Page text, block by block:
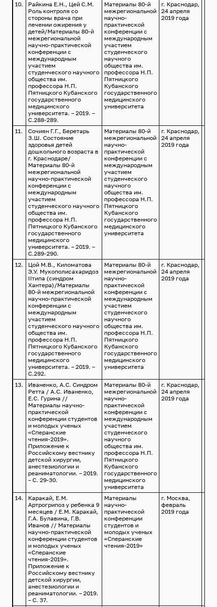
10.
Райкина Е.Н., Цей С.М.
Роль контроля со
стороны врача при
лечении ожирения у
детей/Материалы 80-й
межрегиональной
научно-практической
конференции с
международным
участием
студенческого научного
общества им.
профессора Н.П.
Пятницкого Кубанского
государственного
медицинского
университета. – 2019. –
С.288-289.
Материалы 80-й
межрегиональной
научно-
практической
конференции с
международным
участием
студенческого
научного
общества им.
профессора Н.П.
Пятницкого
Кубанского
государственного
медицинского
университета
г. Краснодар,
24 апреля
2019 года
11.
Сочиян Г.Г., Беретарь
З.Ш. Состояние
здоровья детей
дошкольного возраста в
г. Краснодаре/
Материалы 80-й
межрегиональной
научно-практической
конференции с
международным
участием
студенческого научного
общества им.
профессора Н.П.
Пятницкого Кубанского
государственного
медицинского
университета. – 2019. –
С.289-290.
Материалы 80-й
межрегиональной
научно-
практической
конференции с
международным
участием
студенческого
научного
общества им.
профессора Н.П.
Пятницкого
Кубанского
государственного
медицинского
университета
г. Краснодар,
24 апреля
2019 года
12.
Цой М.В., Киломатова
Э.У. Мукополисахаридоз
IIтипа (синдром
Хантера)/Материалы
80-й межрегиональной
научно-практической
конференции с
международным
участием
студенческого научного
общества им.
профессора Н.П.
Пятницкого Кубанского
государственного
медицинского
университета. – 2019. –
С.292.
Материалы 80-й
межрегиональной
научно-
практической
конференции с
международным
участием
студенческого
научного
общества им.
профессора Н.П.
Пятницкого
Кубанского
государственного
медицинского
университета
г. Краснодар,
24 апреля
2019 года
13.
Иваненко, А.С. Синдром
Ретта / А.С. Иваненко,
Е.С. Гурина //
Материалы научно-
практической
конференции студентов
и молодых ученых
«Сперанские
чтения-2019».
Приложение к
Российскому вестнику
детской хирургии,
анестезиологии и
реаниматологии. – 2019.
– С. 29-30.
Материалы 80-й
межрегиональной
научно-
практической
конференции с
международным
участием
студенческого
научного
общества им.
профессора Н.П.
Пятницкого
Кубанского
государственного
медицинского
университета
г. Краснодар,
24 апреля
2019 года
14.
Каракай, Е.М.
Артрогрипоз у ребенка 9
месяцев / Е.М. Каракай,
Г.А. Булавина, Г.В.
Иванов // Материалы
научно-практической
конференции студентов
и молодых ученых
«Сперанские
чтения-2019».
Приложение к
Российскому вестнику
детской хирургии,
анестезиологии и
реаниматологии. – 2019.
– С. 37.
Материалы
научно-
практической
конференции
студентов и
молодых ученых
«Сперанские
чтения-2019»
г. Москва,
февраль
2019 года